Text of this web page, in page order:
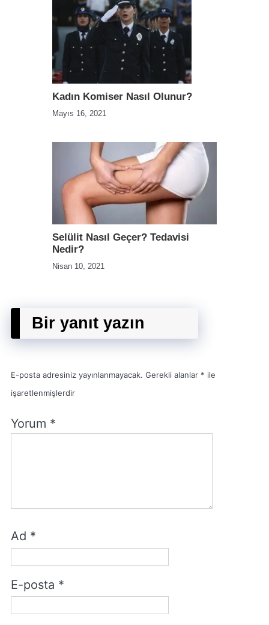
Kadın Komiser Nasıl Olunur?
Mayıs 16, 2021
Selülit Nasıl Geçer? Tedavisi
Nedir?
Nisan 10, 2021
Bir yanıt yazın
E-posta adresiniz yayınlanmayacak. Gerekli alanlar * ile
işaretlenmişlerdir
Yorum *
Ad *
E-posta *